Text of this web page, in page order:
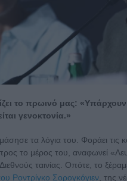
το πρωινό μας:
γενοκτονία.»
τα λόγια του. Φοράει τις
το μέρος του, αναφωνεί
ταινίας. Οπότε, το
Ροντρίγκο Σορογκόγιεν , της